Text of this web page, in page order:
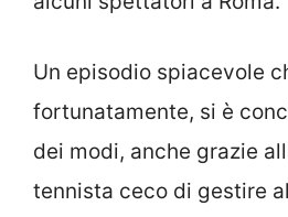
Un episodio spiacevole
fortunatamente, si è
dei modi, anche grazie
tennista ceco di gestire